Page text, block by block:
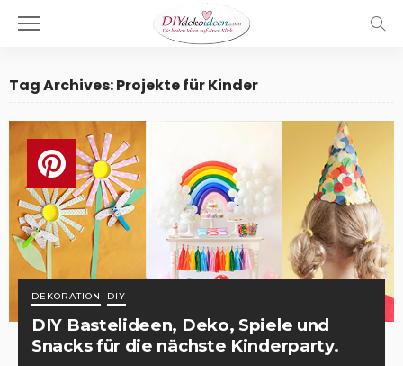
Tag Archives: Projekte für Kinder
DEKORATION DIY
DIY Bastelideen, Deko, Spiele und
Snacks für die nächste Kinderparty.